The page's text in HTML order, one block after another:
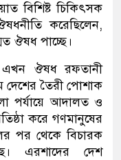
বিশিষ্ট চিকিৎসক
করেছিলেন,
ঔষধ পাচ্ছে।
এখন ঔষধ রফতানী
দেশের তৈরী পোশাক
পর্যায়ে আদালত ও
করে গণমানুষের
পর থেকে বিচারক
এরশাদের দেশ